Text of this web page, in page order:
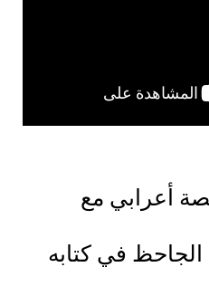
أعرابي مع
الجاحظ في كتابه